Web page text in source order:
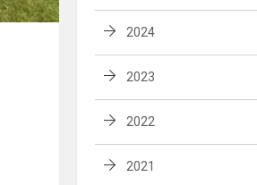
2024
2023
2022
2021